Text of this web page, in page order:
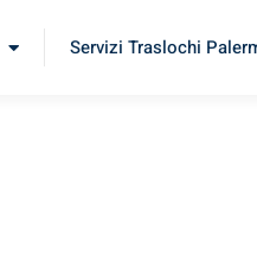
Servizi Traslochi